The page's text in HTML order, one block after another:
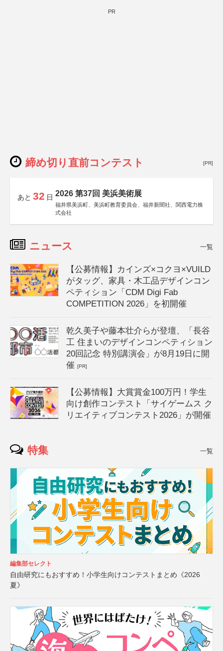
PR
締め切り直前コンテスト [PR]
あと 32 日 2026 第37回 美浜美術展
福井県美浜町、美浜町教育委員会、福井新聞社、関西電力株
式会社
ニュース 一覧
【公募情報】カインズ×コクヨ×VUILD
がタッグ、家具・木工品デザインコン
ペティション「CDM Digi Fab
COMPETITION 2026」を初開催
乾久美子や藤本壮介らが登壇、「長谷
工 住まいのデザインコンペティション
20回記念 特別講演会」が8月19日に開
催[PR]
【公募情報】大賞賞金100万円！学生
向け創作コンテスト「サイゲームス ク
リエイティブコンテスト2026」が開催
特集 一覧
編集部セレクト
自由研究にもおすすめ！小学生向けコンテストまとめ《2026
夏》